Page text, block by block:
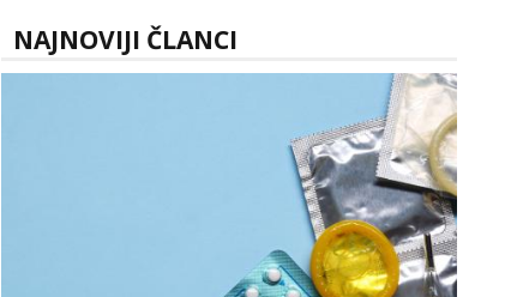
NAJNOVIJI ČLANCI